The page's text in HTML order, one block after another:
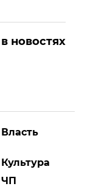
новостях
Власть
Культура
ЧП